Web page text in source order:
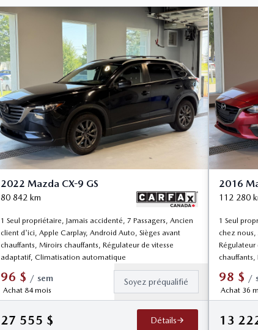
2022 Mazda CX-9 GS
80 842 km
1 Seul propriétaire, Jamais accidenté, 7 Passagers, Ancien
client d'ici, Apple Carplay, Android Auto, Sièges avant
chauffants, Miroirs chauffants, Régulateur de vitesse
adaptatif, Climatisation automatique
96 $ / sem
Achat 84 mois
Soyez préqualifié
27 555 $ Détails
2016
112 280
1 Seul
chez nous,
Régulateur
chauffants,
98 $ /
Achat 36
13